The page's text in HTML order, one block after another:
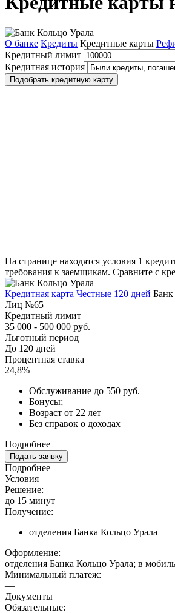
О банке Кредиты Кредитные карты
Кредитный лимит
Кредитная история
Подобрать кредитную карту
На странице находятся условия 1
требования к заемщикам. Сравните с
Кредитная карта Честные 120 дней Банк
Лиц №65
Кредитный лимит
35 000 - 500 000 руб.
Льготный период
До 120 дней
Процентная ставка
24,8%
Обслуживание до 550 руб.
Бонусы;
Возраст от 22 лет
Без справок о доходах
Подробнее
Подать заявку
Подробнее
Условия
Решение:
до 15 минут
Получение:
отделения Банка Кольцо Урала
Оформление:
отделения Банка Кольцо Урала; в
Минимальный платеж:
—
Документы
Обязательные: